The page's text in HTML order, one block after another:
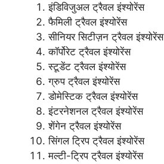
इंडिविजुअल ट्रैवल इंश्योरेंस
फैमिली ट्रैवल इंश्योरेंस
सीनियर सिटीज़न ट्रैवल इंश्योरेंस
कॉर्पोरेट ट्रैवल इंश्योरेंस
स्टूडेंट ट्रैवल इंश्योरेंस
ग्रुप ट्रैवल इंश्योरेंस
डोमेस्टिक ट्रैवल इंश्योरेंस
इंटरनेशनल ट्रैवल इंश्योरेंस
शेंगेन ट्रैवल इंश्योरेंस
सिंगल ट्रिप ट्रैवल इंश्योरेंस
मल्टी-ट्रिप ट्रैवल इंश्योरेंस